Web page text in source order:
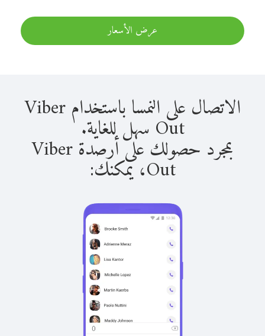
عرض الأسعار
الاتصال على النمسا باستخدام Viber
Out سهل للغاية.
بمجرد حصولك على أرصدة Viber
Out، يمكنك: